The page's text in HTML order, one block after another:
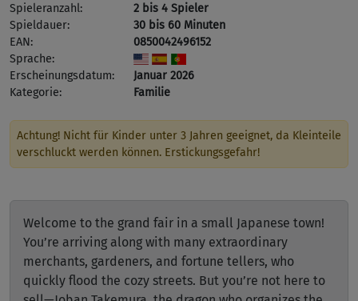
Spieleranzahl:
2 bis 4 Spieler
Spieldauer:
30 bis 60 Minuten
EAN:
0850042496152
Sprache:
Erscheinungsdatum:
Januar 2026
Kategorie:
Familie
Achtung! Nicht für Kinder unter 3 Jahren geeignet, da Kleinteile
verschluckt werden können. Erstickungsgefahr!
Welcome to the grand fair in a small Japanese town!
You’re arriving along with many extraordinary
merchants, gardeners, and fortune tellers, who
quickly flood the cozy streets. But you’re not here to